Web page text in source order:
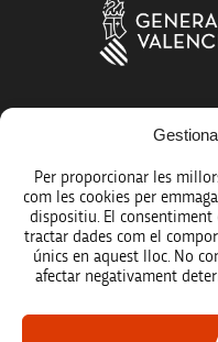
Per proporcionar les
com les cookies per
dispositiu. El consentiment
tractar dades com el
únics en aquest lloc. No
afectar negativament
Més organismes de
Avís legal